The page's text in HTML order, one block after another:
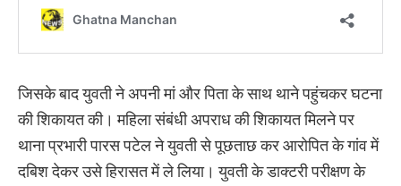
जिसके बाद युवती ने अपनी मां और पिता के साथ थाने पहुंचकर घटना
की शिकायत की। महिला संबंधी अपराध की शिकायत मिलने पर
थाना प्रभारी पारस पटेल ने युवती से पूछताछ कर आरोपित के गांव में
दबिश देकर उसे हिरासत में ले लिया। युवती के डाक्टरी परीक्षण के